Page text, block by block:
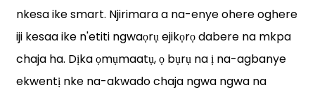
nkesa ike smart. Njirimara a na-enye ohere oghere
iji kesaa ike n'etiti ngwaọrụ ejikọrọ dabere na mkpa
chaja ha. Dịka ọmụmaatụ, ọ bụrụ na ị na-agbanye
ekwentị nke na-akwado chaja ngwa ngwa na